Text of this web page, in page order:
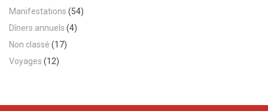
Manifestations (54)
Dîners annuels (4)
Non classé (17)
Voyages (12)